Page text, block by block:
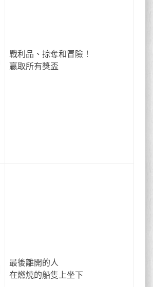
戰利品、掠奪和冒險！
贏取所有獎盃
最後離開的人
在燃燒的船隻上坐下